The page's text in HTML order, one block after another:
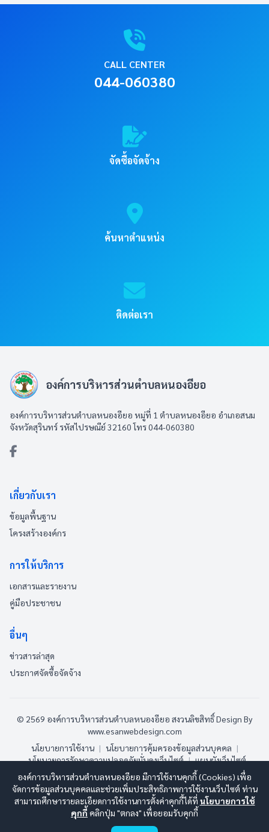
CALL CENTER
044-060380
จัดซื้อจัดจ้าง
ค้นหาตำแหน่ง
ติดต่อเรา
องค์การบริหารส่วนตำบลหนองอียอ
องค์การบริหารส่วนตำบลหนองอียอ หมู่ที่ 1 ตำบลหนองอียอ อำเภอสนม
จังหวัดสุรินทร์ รหัสไปรษณีย์ 32160 โทร 044-060380
เกี่ยวกับเรา
ข้อมูลพื้นฐาน
โครงสร้างองค์กร
การให้บริการ
เอกสารและรายงาน
คู่มือประชาชน
อื่นๆ
ข่าวสารล่าสุด
ประกาศจัดซื้อจัดจ้าง
© 2569 องค์การบริหารส่วนตำบลหนองอียอ สงวนลิขสิทธิ์Design By
www.esanwebdesign.com
นโยบายการใช้งาน | นโยบายการคุ้มครองข้อมูลส่วนบุคคล |
นโยบายการรักษาความปลอดภัยมั่นคงเว็บไซต์ | แผนผังเว็บไซต์
ออนไลน์:5 ทั้งหมด: 104 (ดูสถิติทั้งหมด)
องค์การบริหารส่วนตำบลหนองอียอ มีการใช้งานคุกกี้ (Cookies) เพื่อ
จัดการข้อมูลส่วนบุคคลและช่วยเพิ่มประสิทธิภาพการใช้งานเว็บไซต์ ท่าน
สามารถศึกษารายละเอียดการใช้งานการตั้งค่าคุกกี้ได้ที่ นโยบายการใช้
คุกกี้ คลิกปุ่ม "ตกลง" เพื่อยอมรับคุกกี้